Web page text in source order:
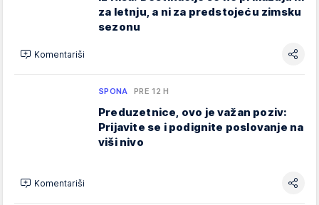
za letnju, a ni za predstojeću zimsku
sezonu
Komentariši
SPONA PRE 12 H
Preduzetnice, ovo je važan poziv:
Prijavite se i podignite poslovanje na
viši nivo
Komentariši